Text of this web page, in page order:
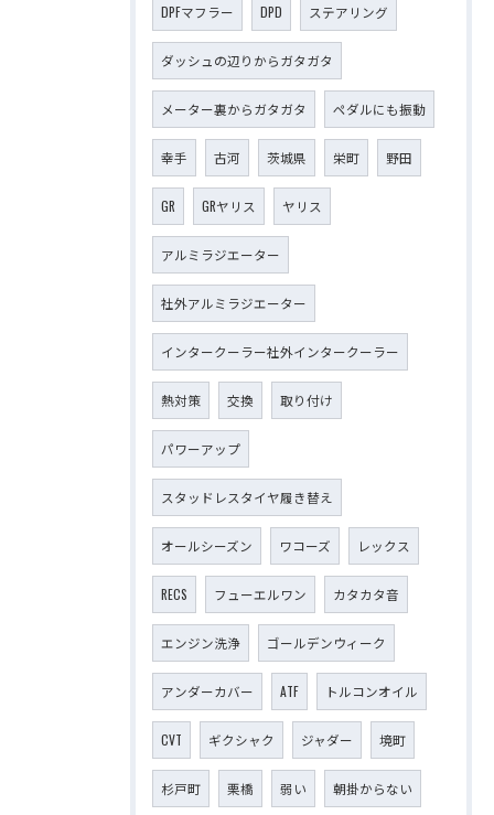
DPFマフラー DPD ステアリング
ダッシュの辺りからガタガタ
メーター裏からガタガタ ペダルにも振動
幸手 古河 茨城県 栄町 野田
GR GRヤリス ヤリス
アルミラジエーター
社外アルミラジエーター
インタークーラー社外インタークーラー
熱対策 交換 取り付け
パワーアップ
スタッドレスタイヤ履き替え
オールシーズン ワコーズ レックス
RECS フューエルワン カタカタ音
エンジン洗浄 ゴールデンウィーク
アンダーカバー ATF トルコンオイル
CVT ギクシャク ジャダー 境町
杉戸町 栗橋 弱い 朝掛からない